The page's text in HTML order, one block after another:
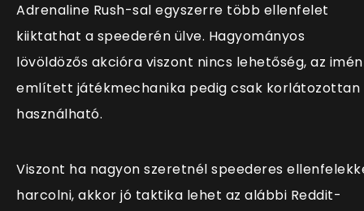
Adrenaline Rush-sal egyszerre több ellenfelet
kiiktathat a speederén ülve. Hagyományos
lövöldözős akcióra viszont nincs lehetőség, az
említett játékmechanika pedig csak korlátozottan
használható.
Viszont ha nagyon szeretnél speederes
harcolni, akkor jó taktika lehet az alábbi Reddit-